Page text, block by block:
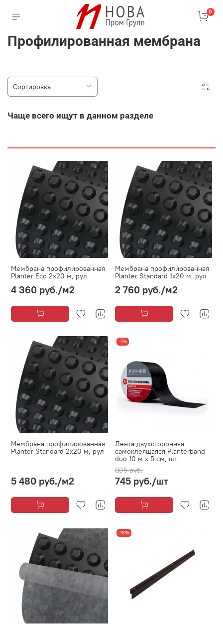
0
Профилированная мембрана
Чаще всего ищут в данном разделе
Мембрана профилированная
Planter Eco 2х20 м, рул
4 360 руб./м2
Мембрана профилированная
Planter Standard 1х20 м, рул
2 760 руб./м2
Мембрана профилированная
Planter Standard 2х20 м, рул
5 480 руб./м2
-7%
Лента двухсторонняя
самоклеящаяся Planterband
duo 10 м х 5 см, шт
805 руб.
745 руб./шт
-16%